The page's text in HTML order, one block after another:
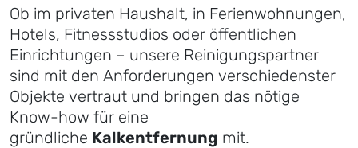
Ob im privaten Haushalt, in Ferienwohnungen,
Hotels, Fitnessstudios oder öffentlichen
Einrichtungen – unsere Reinigungspartner
sind mit den Anforderungen verschiedenster
Objekte vertraut und bringen das nötige
Know-how für eine
gründliche Kalkentfernung mit.